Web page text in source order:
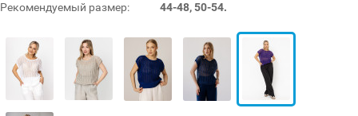
Рекомендуемый размер:
44-48, 50-54.